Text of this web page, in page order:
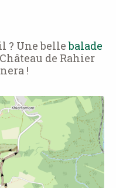
? Une bellebalade
de Rahier
!